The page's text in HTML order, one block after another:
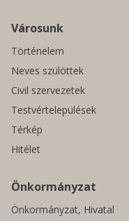
Városunk
Történelem
Neves szülöttek
Civil szervezetek
Testvértelepülések
Térkép
Hitélet
Önkormányzat
Önkormányzat, Hivatal